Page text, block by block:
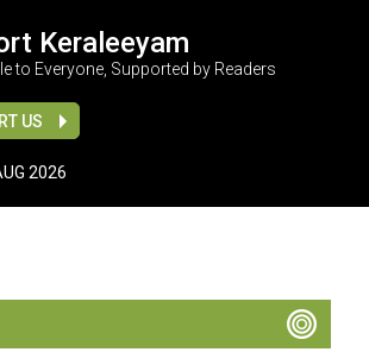
Keraleeyam
to Everyone, Supported by Readers
US
2026